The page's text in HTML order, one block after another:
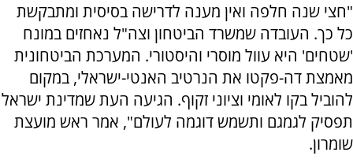
"חצי שנה חלפה ואין מענה לדרישה בסיסית ומתבקשת
כל כך. העובדה שמשרד הביטחון וצה"ל נאחזים במונח
'שטחים' היא עוול מוסרי והיסטורי. המערכת הביטחונית
מאמצת דה-פקטו את הנרטיב האנטי-ישראלי, במקום
להוביל בקו לאומי וציוני זקוף. הגיעה העת שמדינת ישראל
תפסיק לגמגם ותשמש דוגמה לעולם", אמר ראש מועצת
שומרון.